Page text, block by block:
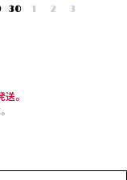
30 1 2 3
送。